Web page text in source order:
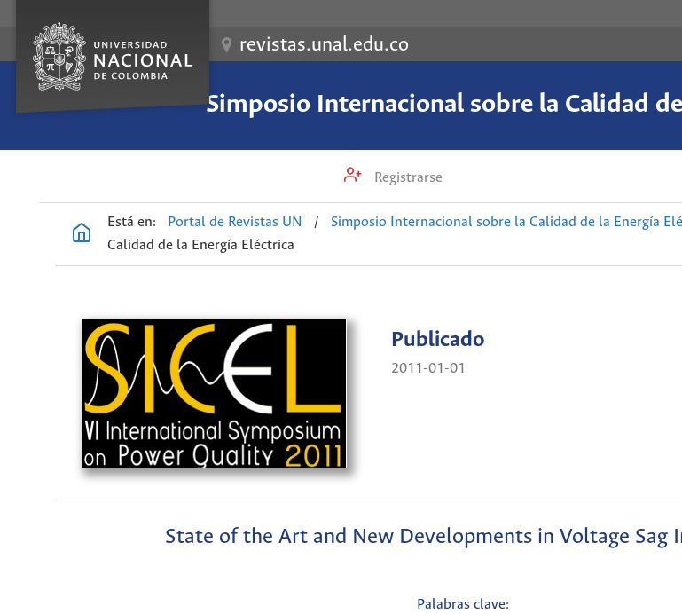
revistas.unal.edu.co
Simposio Internacional sobre la Calidad
Registrarse
Está en: Portal de Revistas UN / Simposio Internacional sobre la Calidad de la Energía
Calidad de la Energía Eléctrica
Publicado
2011-01-01
State of the Art and New Developments in Voltage Sag
Palabras clave: